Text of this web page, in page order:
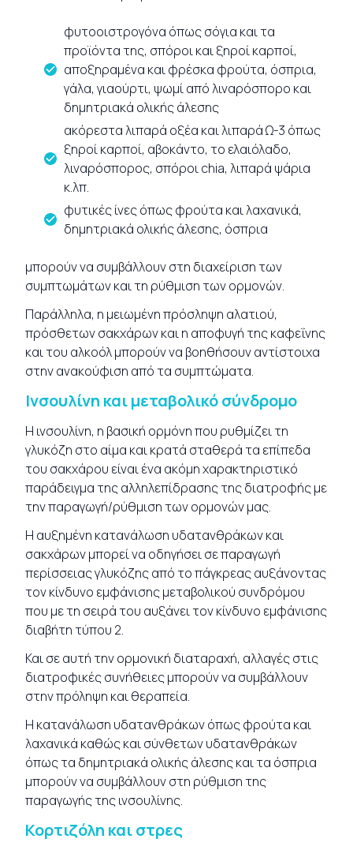
φυτοοιστρογόνα όπως σόγια και τα
προϊόντα της, σπόροι και ξηροί καρποί,
αποξηραμένα και φρέσκα φρούτα, όσπρια,
γάλα, γιαούρτι, ψωμί από λιναρόσπορο και
δημητριακά ολικής άλεσης
ακόρεστα λιπαρά οξέα και λιπαρά Ω-3 όπως
ξηροί καρποί, αβοκάντο, το ελαιόλαδο,
λιναρόσπορος, σπόροι chia, λιπαρά ψάρια
κ.λπ.
φυτικές ίνες όπως φρούτα και λαχανικά,
δημητριακά ολικής άλεσης, όσπρια
μπορούν να συμβάλλουν στη διαχείριση των
συμπτωμάτων και τη ρύθμιση των ορμονών.
Παράλληλα, η μειωμένη πρόσληψη αλατιού,
πρόσθετων σακχάρων και η αποφυγή της καφεΐνης
και του αλκοόλ μπορούν να βοηθήσουν αντίστοιχα
στην ανακούφιση από τα συμπτώματα.
Ινσουλίνη και μεταβολικό σύνδρομο
Η ινσουλίνη, η βασική ορμόνη που ρυθμίζει τη
γλυκόζη στο αίμα και κρατά σταθερά τα επίπεδα
του σακχάρου είναι ένα ακόμη χαρακτηριστικό
παράδειγμα της αλληλεπίδρασης της διατροφής με
την παραγωγή/ρύθμιση των ορμονών μας.
Η αυξημένη κατανάλωση υδατανθράκων και
σακχάρων μπορεί να οδηγήσει σε παραγωγή
περίσσειας γλυκόζης από το πάγκρεας αυξάνοντας
τον κίνδυνο εμφάνισης μεταβολικού συνδρόμου
που με τη σειρά του αυξάνει τον κίνδυνο εμφάνισης
διαβήτη τύπου 2.
Και σε αυτή την ορμονική διαταραχή, αλλαγές στις
διατροφικές συνήθειες μπορούν να συμβάλλουν
στην πρόληψη και θεραπεία.
Η κατανάλωση υδατανθράκων όπως φρούτα και
λαχανικά καθώς και σύνθετων υδατανθράκων
όπως τα δημητριακά ολικής άλεσης και τα όσπρια
μπορούν να συμβάλλουν στη ρύθμιση της
παραγωγής της ινσουλίνης.
Κορτιζόλη και στρες